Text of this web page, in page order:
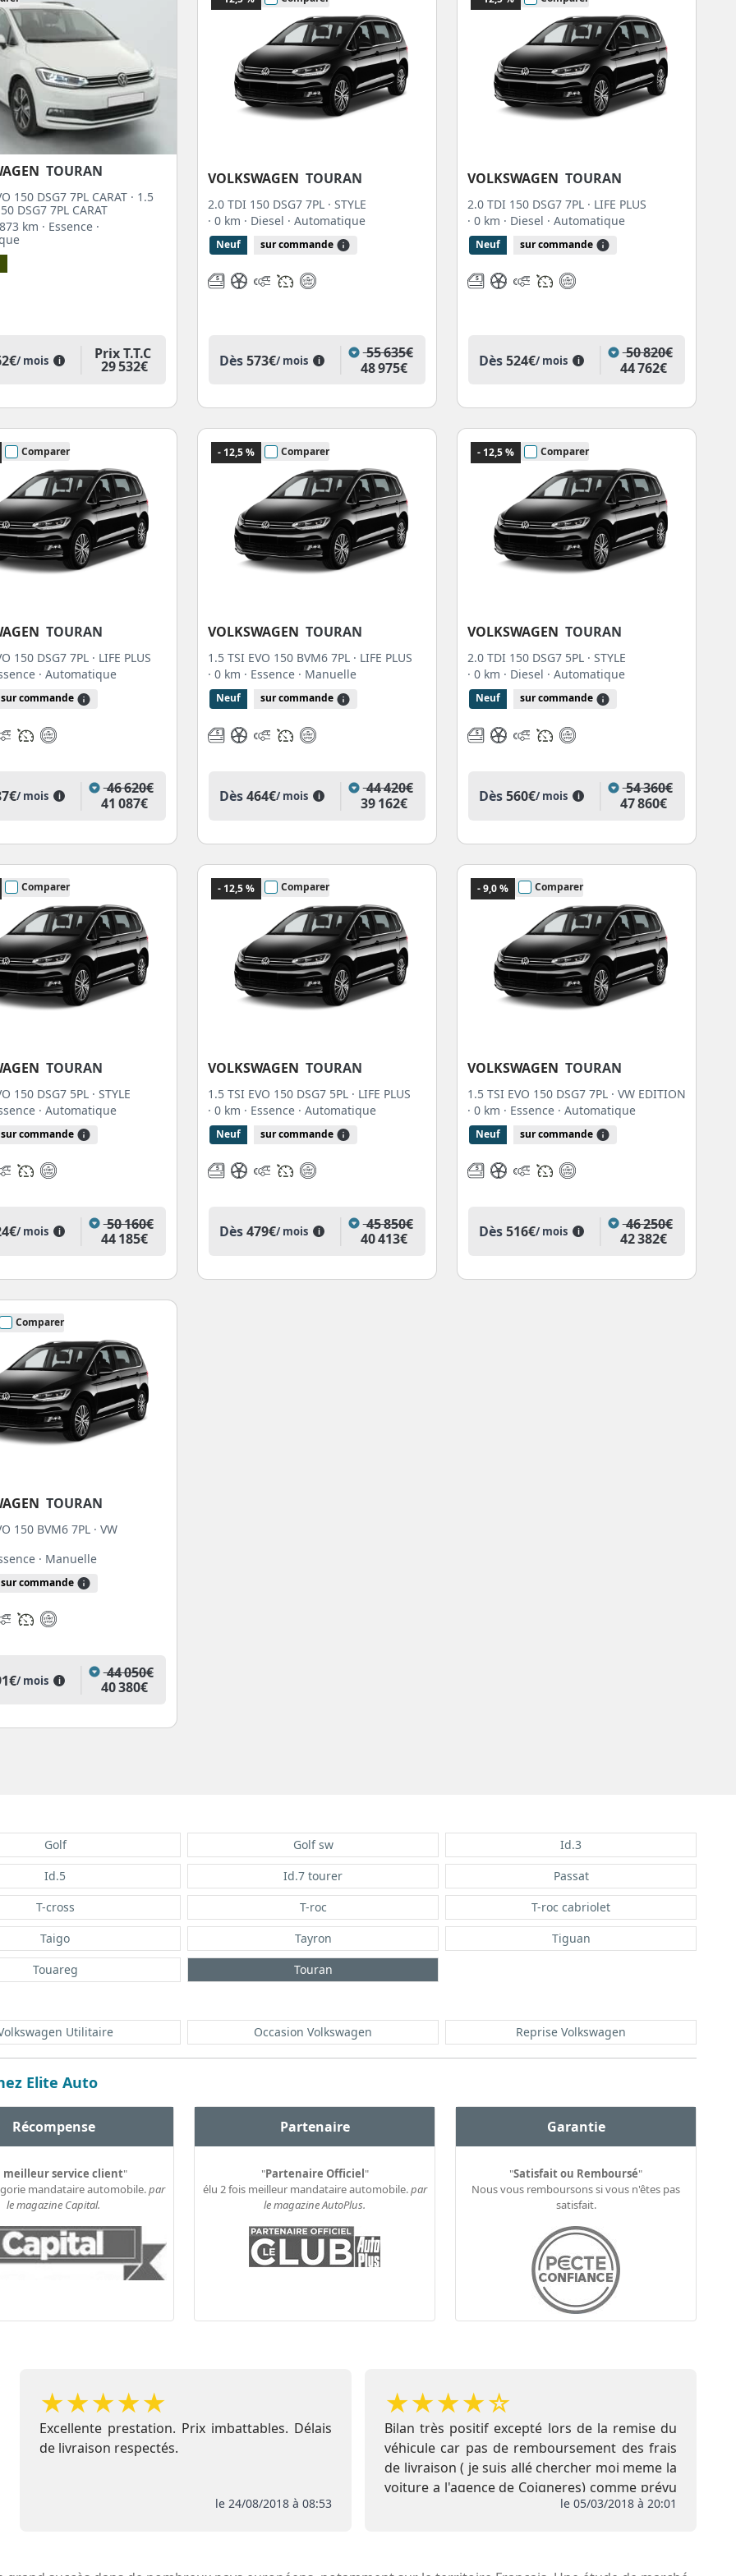
, Elite Auto.
TOURAN
150 DSG7 7PL CARAT · 1.5
DSG7 7PL CARAT
km · Essence ·
/ mois i Prix T.T.C
29 532€
VOLKSWAGEN TOURAN
2.0 TDI 150 DSG7 7PL · STYLE
· 0 km · Diesel · Automatique
Neuf sur commande
Dès573€/ mois i
55 635€
48 975€
VOLKSWAGEN TOURAN
2.0 TDI 150 DSG7 7PL · LIFE PLUS
· 0 km · Diesel · Automatique
Neuf sur commande
Dès524€/ mois i
50 820€
44 762€
Comparer
TOURAN
150 DSG7 7PL · LIFE PLUS
· Automatique
sur commande
/ mois i
46 620€
41 087€
- 12,5 % Comparer
VOLKSWAGEN TOURAN
1.5 TSI EVO 150 BVM6 7PL · LIFE PLUS
· 0 km · Essence · Manuelle
Neuf sur commande
Dès464€/ mois i
44 420€
39 162€
- 12,5 % Comparer
VOLKSWAGEN TOURAN
2.0 TDI 150 DSG7 5PL · STYLE
· 0 km · Diesel · Automatique
Neuf sur commande
Dès560€/ mois i
54 360€
47 860€
Comparer
TOURAN
150 DSG7 5PL · STYLE
· Automatique
sur commande
/ mois i
50 160€
44 185€
- 12,5 % Comparer
VOLKSWAGEN TOURAN
1.5 TSI EVO 150 DSG7 5PL · LIFE PLUS
· 0 km · Essence · Automatique
Neuf sur commande
Dès479€/ mois i
45 850€
40 413€
- 9,0 % Comparer
VOLKSWAGEN TOURAN
1.5 TSI EVO 150 DSG7 7PL · VW EDITION
· 0 km · Essence · Automatique
Neuf sur commande
Dès516€/ mois i
46 250€
42 382€
Comparer
TOURAN
150 BVM6 7PL · VW
· Manuelle
sur commande
/ mois i
44 050€
40 380€
Golf Golf sw
Id.3
Id.5 Id.7 tourer
Passat
T-cross T-roc
T-roc cabriolet
Taigo Tayron
Tiguan
Touareg Touran
Utilitaire Occasion Volkswagen Reprise Volkswagen
Elite Auto
Récompense
meilleur service client"
mandataire automobile.par
le magazine Capital.
Partenaire
"Partenaire Officiel"
élu 2 fois meilleur mandataire automobile.par
le magazine AutoPlus.
Garantie
"Satisfait ou Remboursé"
Nous vous remboursons si vous n'êtes pas
satisfait.
★★★★★
Excellente prestation. Prix imbattables. Délais
de livraison respectés.
le 24/08/2018 à 08:53
★★★★☆
Bilan très positif excepté lors de la remise du
véhicule car pas de remboursement des frais
de livraison ( je suis allé chercher moi meme la
voiture a l'agence de Coigneres) comme prévu
initialement , de plus pas de remise de l
le 05/03/2018 à 20:01